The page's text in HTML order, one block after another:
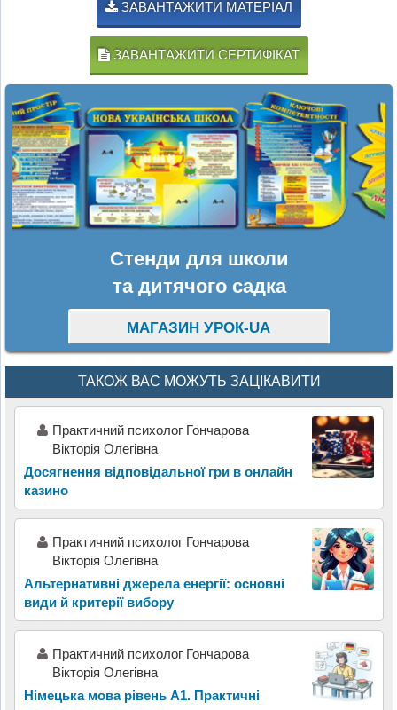
ЗАВАНТАЖИТИ МАТЕРІАЛ
ЗАВАНТАЖИТИ СЕРТИФІКАТ
Стенди для школи
та дитячого садка
МАГАЗИН УРОК-UA
ТАКОЖ ВАС МОЖУТЬ ЗАЦІКАВИТИ
Практичний психолог Гончарова
Вікторія Олегівна
Досягнення відповідальної гри в онлайн
казино
Практичний психолог Гончарова
Вікторія Олегівна
Альтернативні джерела енергії: основні
види й критерії вибору
Практичний психолог Гончарова
Вікторія Олегівна
Німецька мова рівень A1. Практичні